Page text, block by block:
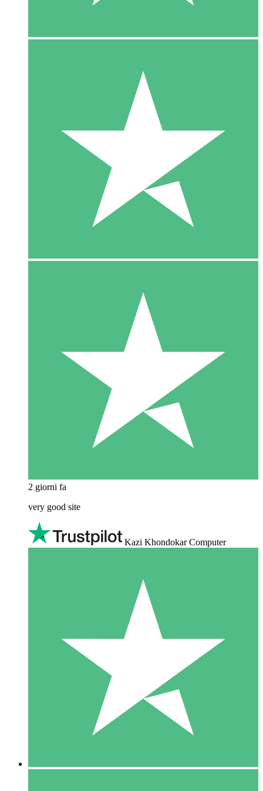
2 giorni fa
very good site
Kazi Khondokar Computer